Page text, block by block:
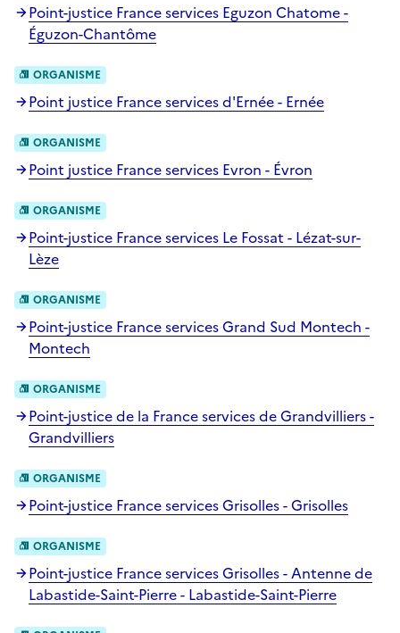
Point-justice France services Eguzon Chatome -
Éguzon-Chantôme
ORGANISME
Point justice France services d'Ernée - Ernée
ORGANISME
Point justice France services Evron - Évron
ORGANISME
Point-justice France services Le Fossat - Lézat-sur-
Lèze
ORGANISME
Point-justice France services Grand Sud Montech -
Montech
ORGANISME
Point-justice de la France services de Grandvilliers -
Grandvilliers
ORGANISME
Point-justice France services Grisolles - Grisolles
ORGANISME
Point-justice France services Grisolles - Antenne de
Labastide-Saint-Pierre - Labastide-Saint-Pierre